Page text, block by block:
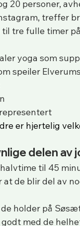
20 personer,
treffer
tre fulle timer
yoga som
speiler
er hjertelig
delen av
til 45
de blir del av
holder på
med de